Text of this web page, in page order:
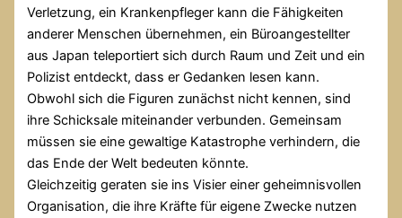
Verletzung, ein Krankenpfleger kann die Fähigkeiten
anderer Menschen übernehmen, ein Büroangestellter
aus Japan teleportiert sich durch Raum und Zeit und ein
Polizist entdeckt, dass er Gedanken lesen kann.
Obwohl sich die Figuren zunächst nicht kennen, sind
ihre Schicksale miteinander verbunden. Gemeinsam
müssen sie eine gewaltige Katastrophe verhindern, die
das Ende der Welt bedeuten könnte.
Gleichzeitig geraten sie ins Visier einer geheimnisvollen
Organisation, die ihre Kräfte für eigene Zwecke nutzen